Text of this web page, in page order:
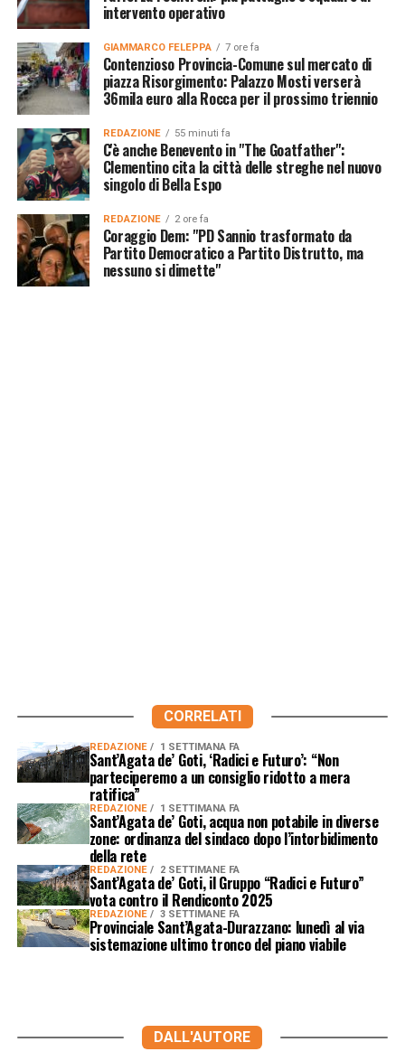
intervento operativo
GIAMMARCO FELEPPA 7 ore fa
Contenzioso Provincia-Comune sul mercato di
piazza Risorgimento: Palazzo Mosti verserà
36mila euro alla Rocca per il prossimo triennio
REDAZIONE 55 minuti fa
C'è anche Benevento in "The Goatfather":
Clementino cita la città delle streghe nel nuovo
singolo di Bella Espo
REDAZIONE 2 ore fa
Coraggio Dem: "PD Sannio trasformato da
Partito Democratico a Partito Distrutto, ma
nessuno si dimette"
CORRELATI
REDAZIONE 1 SETTIMANA FA
Sant’Agata de’ Goti, ‘Radici e Futuro’: “Non
parteciperemo a un consiglio ridotto a mera
ratifica”
REDAZIONE 1 SETTIMANA FA
Sant’Agata de’ Goti, acqua non potabile in diverse
zone: ordinanza del sindaco dopo l’intorbidimento
della rete
REDAZIONE 2 SETTIMANE FA
Sant’Agata de’ Goti, il Gruppo “Radici e Futuro”
vota contro il Rendiconto 2025
REDAZIONE 3 SETTIMANE FA
Provinciale Sant’Agata-Durazzano: lunedì al via
sistemazione ultimo tronco del piano viabile
DALL'AUTORE